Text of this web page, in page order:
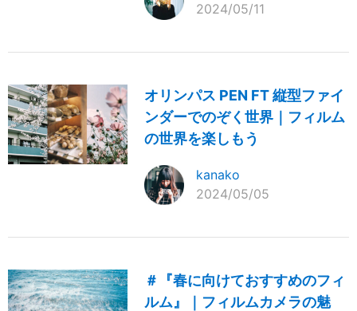
2024/05/11
オリンパス PEN FT 縦型ファイ
ンダーでのぞく世界｜フィルム
の世界を楽しもう
kanako
2024/05/05
＃『春に向けておすすめのフィ
ルム』｜フィルムカメラの魅